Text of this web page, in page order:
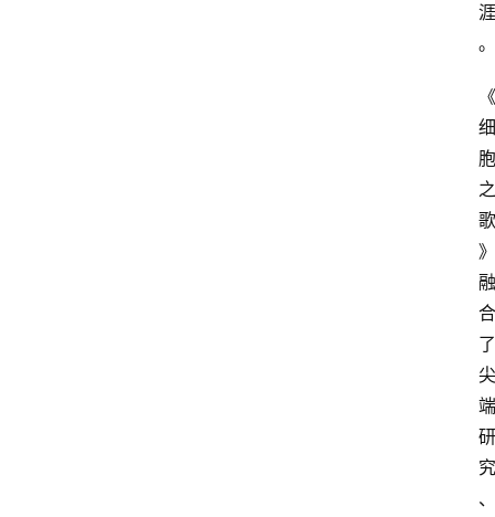
涯
。
《
细
胞
之
歌
》
融
合
了
尖
端
研
究
、